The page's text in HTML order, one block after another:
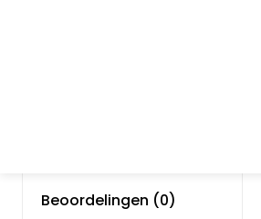
Beoordelingen (0)